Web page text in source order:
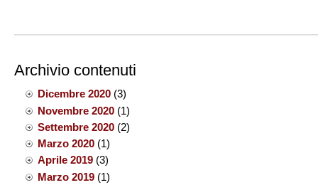
Archivio contenuti
Dicembre 2020(3)
Novembre 2020(1)
Settembre 2020(2)
Marzo 2020(1)
Aprile 2019(3)
Marzo 2019(1)